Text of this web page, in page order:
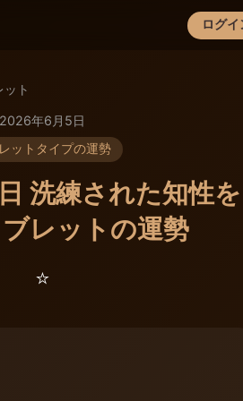
ログイ
×
ット
2026年6月5日
ットタイプの運勢
洗練された知性を
レットの運勢
⭐️